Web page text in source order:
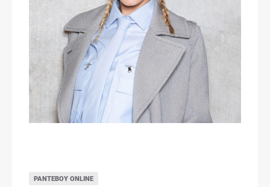
ΡΑΝΤΕΒΟΎ ONLINE